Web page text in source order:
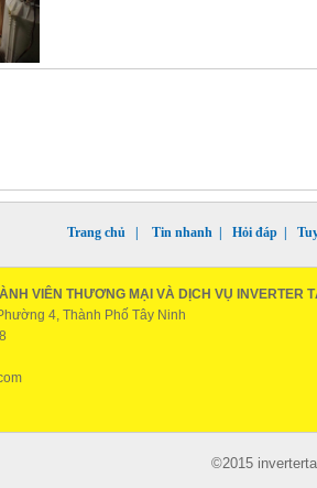
Trang chủ Tin nhanh Hỏi đáp
VIÊN THƯƠNG MẠI VÀ DỊCH VỤ INVERTER
4, Thành Phố Tây Ninh
©2015